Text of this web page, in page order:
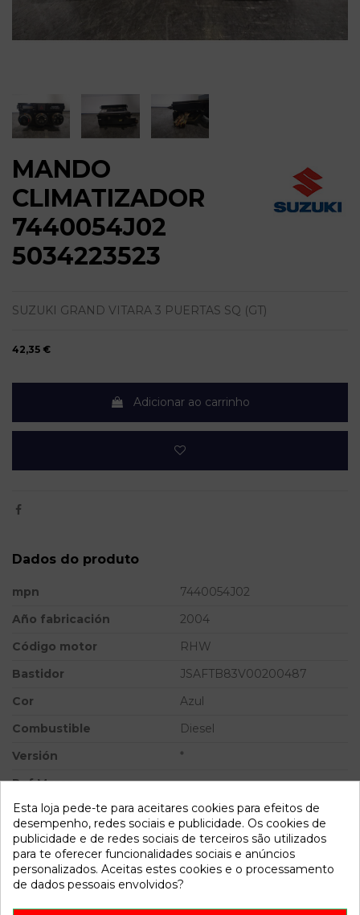
MANDO
CLIMATIZADOR
7440054J02
5034223523
SUZUKI GRAND VITARA 3 PUERTAS SQ (GT)
42,35 €
Adicionar ao carrinho
Dados do produto
mpn
7440054J02
Año fabricación
2004
Código motor
RHW
Bastidor
JSAFTB83V00200487
Cor
Azul
Combustible
Diesel
Versión
*
Ref.Marca
Modelo
Grand Vitara 3 puertas SQ
(GT)
Referência 810657
Disponível a partir de: 2022-04-07
Esta loja pede-te para aceitares cookies para efeitos de
desempenho, redes sociais e publicidade. Os cookies de
publicidade e de redes sociais de terceiros são utilizados
para te oferecer funcionalidades sociais e anúncios
personalizados. Aceitas estes cookies e o processamento
de dados pessoais envolvidos?